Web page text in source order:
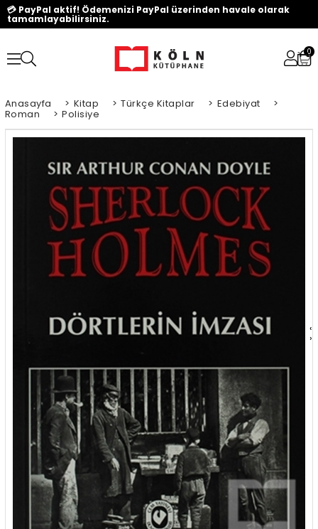
💳 PayPal aktif! Ödemenizi PayPal üzerinden havale olarak
tamamlayabilirsiniz.
0
Anasayfa > Kitap > Türkçe Kitaplar > Edebiyat >
Roman > Polisiye
‹
›